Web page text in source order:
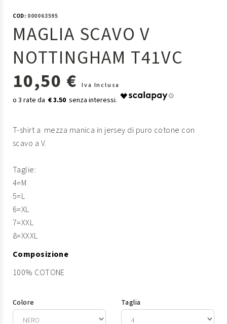
COD:000063595
MAGLIA SCAVO V
NOTTINGHAM T41VC
10,50 €
Iva Inclusa
€ 3.50
T-shirt a mezza manica in jersey di puro cotone con
scavo a V.
Taglie:
4=M
5=L
6=XL
7=XXL
8=XXXL
Composizione
100% COTONE
Colore Taglia